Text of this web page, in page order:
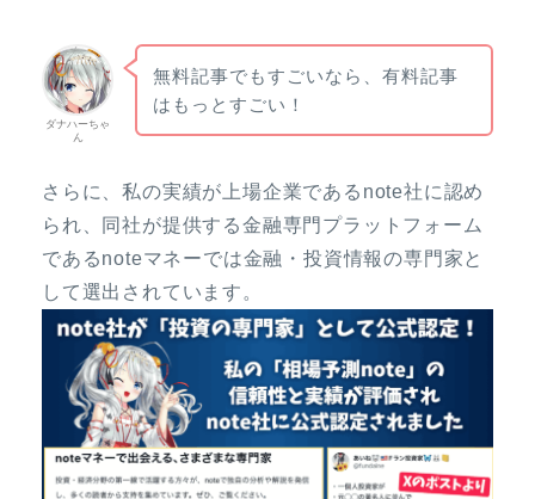
ダナハーちゃ
ん
無料記事でもすごいなら、有料記事
はもっとすごい！
さらに、私の実績が上場企業であるnote社に認め
られ、同社が提供する金融専門プラットフォーム
であるnoteマネーでは金融・投資情報の専門家と
して選出されています。